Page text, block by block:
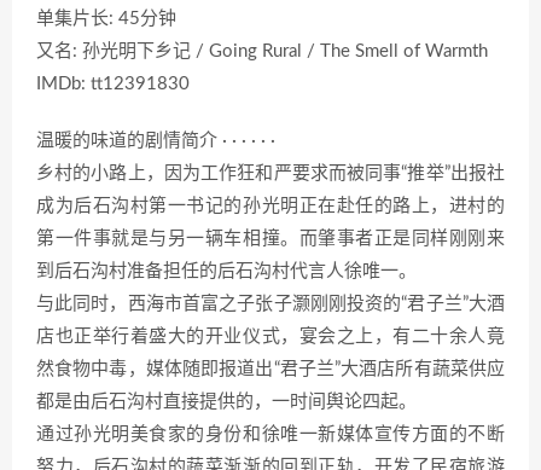
单集片长: 45分钟
又名: 孙光明下乡记 / Going Rural / The Smell of Warmth
IMDb: tt12391830
温暖的味道的剧情简介 · · · · · ·
乡村的小路上，因为工作狂和严要求而被同事“推举”出报社
成为后石沟村第一书记的孙光明正在赴任的路上，进村的
第一件事就是与另一辆车相撞。而肇事者正是同样刚刚来
到后石沟村准备担任的后石沟村代言人徐唯一。
与此同时，西海市首富之子张子灏刚刚投资的“君子兰”大酒
店也正举行着盛大的开业仪式，宴会之上，有二十余人竟
然食物中毒，媒体随即报道出“君子兰”大酒店所有蔬菜供应
都是由后石沟村直接提供的，一时间舆论四起。
通过孙光明美食家的身份和徐唯一新媒体宣传方面的不断